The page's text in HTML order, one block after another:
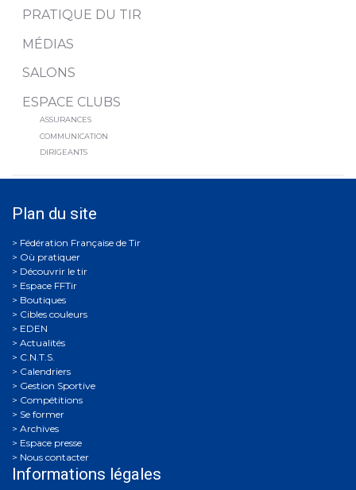
PRATIQUE DU TIR
MÉDIAS
SALONS
ESPACE CLUBS
ASSURANCES
COMMUNICATION
DIRIGEANTS
Plan du site
Où pratiquer
Découvrir le tir
Espace FFTir
Boutiques
Cibles couleurs
EDEN
Actualités
C.N.T.S.
Calendriers
Gestion Sportive
Compétitions
Se former
Archives
Espace presse
Nous contacter
Informations légales